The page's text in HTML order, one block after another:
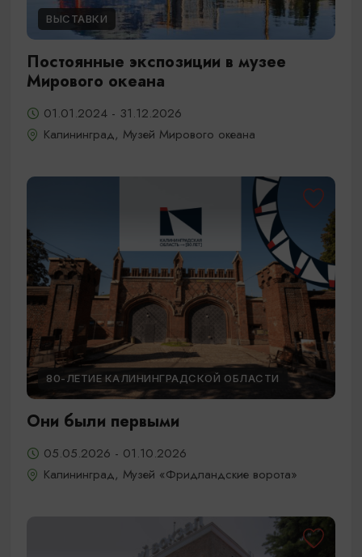
ВЫСТАВКИ
Постоянные экспозиции в музее
Мирового океана
01.01.2024 - 31.12.2026
Калининград, Музей Мирового океана
80-ЛЕТИЕ КАЛИНИНГРАДСКОЙ ОБЛАСТИ
Они были первыми
05.05.2026 - 01.10.2026
Калининград, Музей «Фридландские ворота»